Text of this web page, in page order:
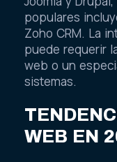
populares
Zoho CRM. La
puede requerir
web o un
sistemas.
WEB EN